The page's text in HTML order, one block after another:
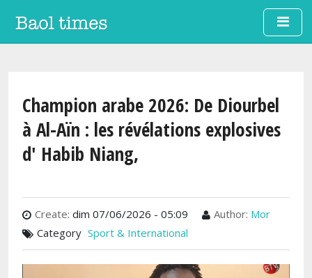
Aller au contenu principal
Champion arabe 2026: De Diourbel
à Al-Aïn : les révélations explosives
d' Habib Niang,
Create: dim 07/06/2026 - 05:09 Author: Mor
Category Sport & International